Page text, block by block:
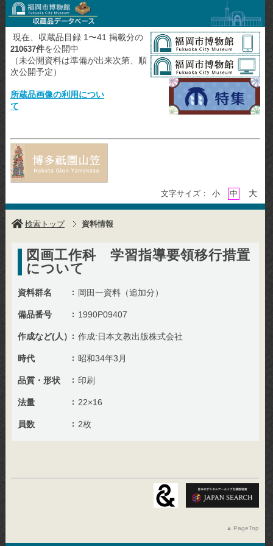
現在、収蔵品目録 1〜41 掲載分の
210637件を公開中
（未公開資料は準備が出来次第、順
次公開予定）
所蔵品画像の利用につい
て
文字サイズ： 小 中 大
検索トップ 資料情報
図画工作科 学習指導要領移行措置
について
資料群名 岡田一資料（追加分）
備品番号 1990P09407
作成など(人） 作成:日本文教出版株式会社
時代 昭和34年3月
品質・形状 印刷
法量 22×16
員数 2枚
PageTop